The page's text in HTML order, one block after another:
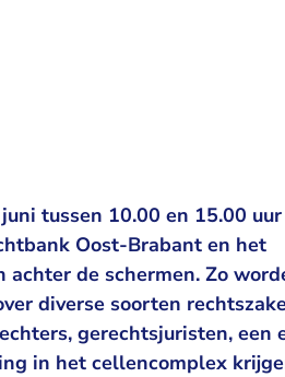
tussen 10.00 en 15.00
Oost-Brabant en het
de schermen. Zo
diverse soorten
gerechtsjuristen, een
in het cellencomplex